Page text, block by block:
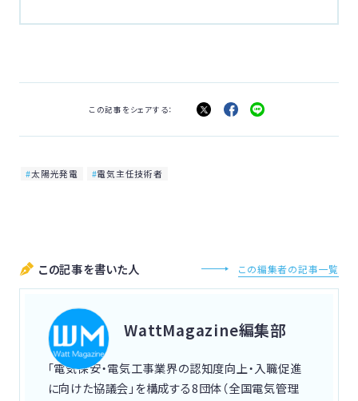
この記事をシェアする：
太陽光発電 電気主任技術者
この記事を書いた人 この編集者の記事一覧
WattMagazine編集部
「電気保安・電気工事業界の認知度向上・入職促進
に向けた協議会」を構成する8団体（全国電気管理